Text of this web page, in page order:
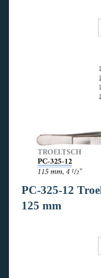
PC-325-12
125 mm